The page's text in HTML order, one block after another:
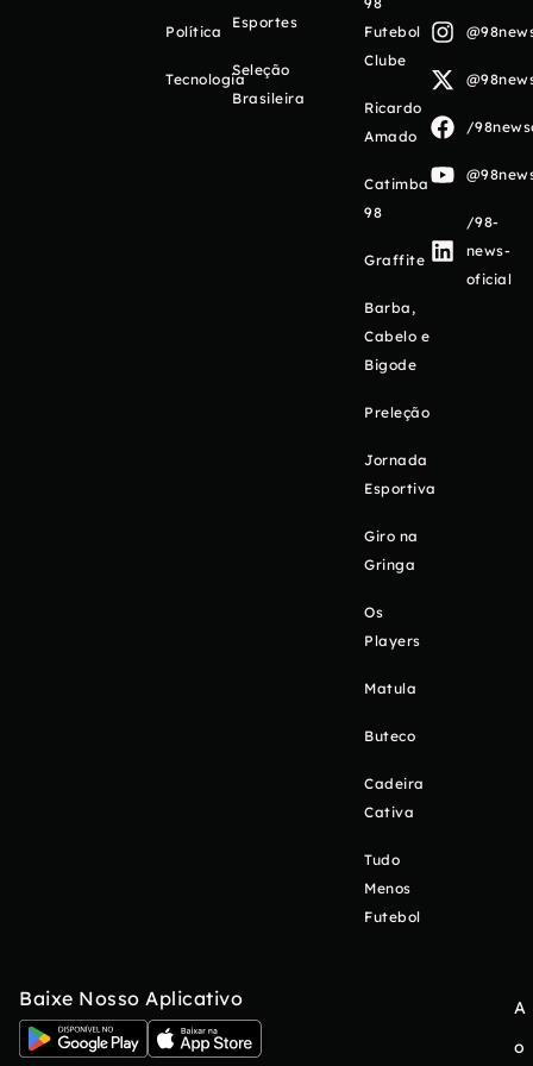
Política
Tecnologia
Esportes
Seleção
Brasileira
Futebol
Clube
Ricardo
Amado
Catimba
98
Graffite
Barba,
Cabelo e
Bigode
Preleção
Jornada
Esportiva
Giro na
Gringa
Os
Players
Matula
Buteco
Cadeira
Cativa
Tudo
Menos
Futebol
/
/98-
news-
oficial
Baixe Nosso Aplicativo
A
o